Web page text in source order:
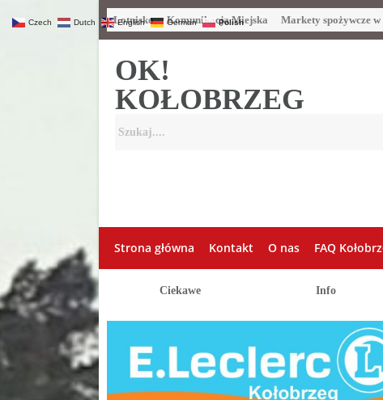
Lotnisko Komunikacja Miejska Markety spożywcze w
OK!
KOŁOBRZEG
Strona główna Kontakt O nas FAQ
Ciekawe Info
Czech Dutch English German Polish